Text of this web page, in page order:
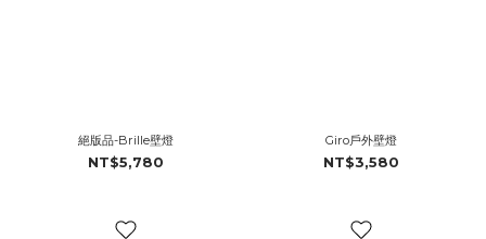
絕版品-Brille壁燈
NT$5,780
Giro戶外壁燈
NT$3,580